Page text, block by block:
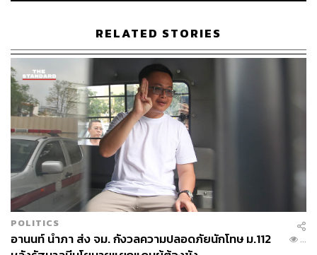
RELATED STORIES
POLITICS
อานนท์ นำภา ส่ง จม. กังวลความปลอดภัยนักโทษ ม.112
...